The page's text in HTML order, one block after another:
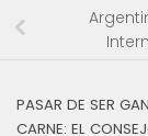
PASAR DE SER
CARNE: EL